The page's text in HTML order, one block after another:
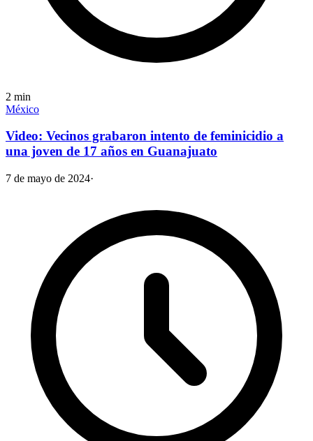
2 min
México
Video: Vecinos grabaron intento de feminicidio a
una joven de 17 años en Guanajuato
7 de mayo de 2024·